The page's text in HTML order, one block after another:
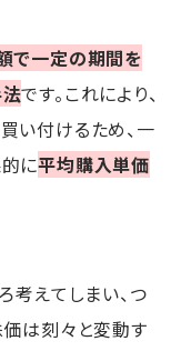
で一定の期間を
です。これにより、
い付けるため、一
に平均購入単価
考えてしまい、つ
価は刻々と変動す